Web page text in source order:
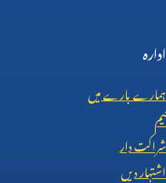
ادارہ
ہمارے بارے میں
ٹیم
شراکت دار
اشتہار دیں